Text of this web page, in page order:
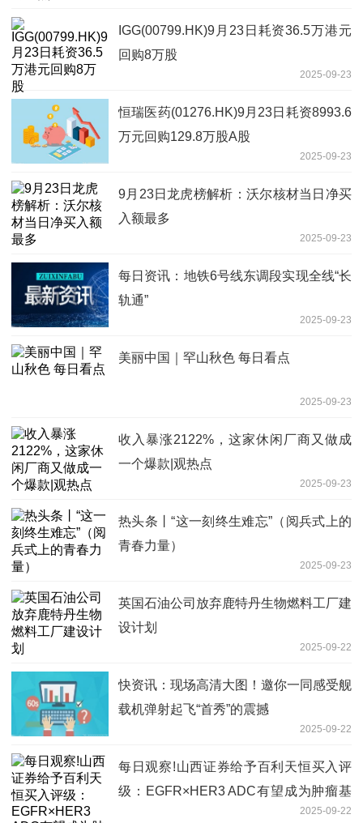
IGG(00799.HK)9月23日耗资36.5万港元
回购8万股
2025-09-23
恒瑞医药(01276.HK)9月23日耗资8993.6
万元回购129.8万股A股
2025-09-23
9月23日龙虎榜解析：沃尔核材当日净买
入额最多
2025-09-23
每日资讯：地铁6号线东调段实现全线“长
轨通”
2025-09-23
美丽中国｜罕山秋色 每日看点
2025-09-23
收入暴涨2122%，这家休闲厂商又做成
一个爆款|观热点
2025-09-23
热头条丨“这一刻终生难忘”（阅兵式上的
青春力量）
2025-09-23
英国石油公司放弃鹿特丹生物燃料工厂建
设计划
2025-09-22
快资讯：现场高清大图！邀你一同感受舰
载机弹射起飞“首秀”的震撼
2025-09-22
每日观察!山西证券给予百利天恒买入评
级：EGFR×HER3 ADC有望成为肿瘤基
石药物，HER2 ADC展现BIC潜力2025-09-22